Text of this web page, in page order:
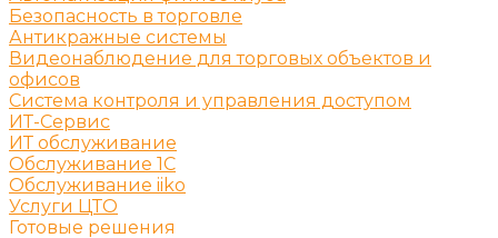
Безопасность в торговле
Антикражные системы
Видеонаблюдение для торговых объектов и
офисов
Система контроля и управления доступом
ИТ-Сервис
ИТ обслуживание
Обслуживание 1С
Обслуживание iiko
Услуги ЦТО
Готовые решения